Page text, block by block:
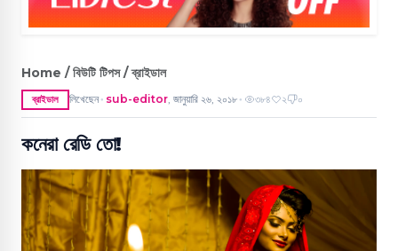
Home / বিউটি টিপস / ব্রাইডাল
ব্রাইডাল লিখেছেন ● sub-editor,জানুয়ারি ২৬, ২০১৮ ● ৩৮৪ ২ ০
কনেরা রেডি তো!